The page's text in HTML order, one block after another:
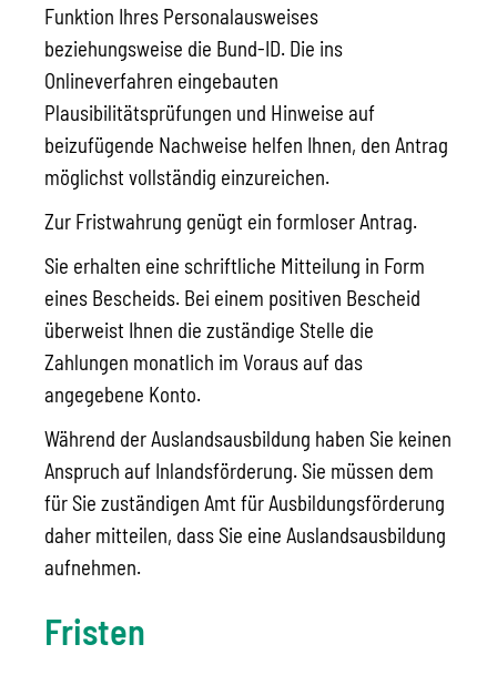
Funktion Ihres Personalausweises
beziehungsweise die Bund-ID. Die ins
Onlineverfahren eingebauten
Plausibilitätsprüfungen und Hinweise auf
beizufügende Nachweise helfen Ihnen, den Antrag
möglichst vollständig einzureichen.
Zur Fristwahrung genügt ein formloser Antrag.
Sie erhalten eine schriftliche Mitteilung in Form
eines Bescheids. Bei einem positiven Bescheid
überweist Ihnen die zuständige Stelle die
Zahlungen monatlich im Voraus auf das
angegebene Konto.
Während der Auslandsausbildung haben Sie keinen
Anspruch auf Inlandsförderung. Sie müssen dem
für Sie zuständigen Amt für Ausbildungsförderung
daher mitteilen, dass Sie eine Auslandsausbildung
aufnehmen.
Fristen